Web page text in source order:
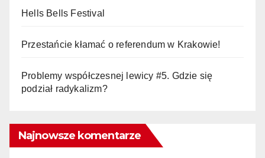
Hells Bells Festival
Przestańcie kłamać o referendum w Krakowie!
Problemy współczesnej lewicy #5. Gdzie się
podział radykalizm?
Najnowsze komentarze